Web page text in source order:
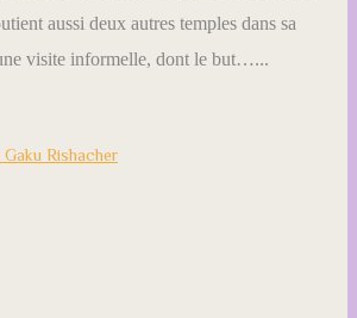
aussi deux autres temples dans sa
visite informelle, dont le but…...
Gaku Rishacher